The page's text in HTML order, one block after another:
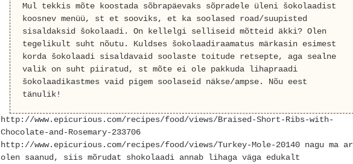
Mul tekkis mõte koostada sõbrapäevaks sõpradele üleni šokolaadist
koosnev menüü, st et sooviks, et ka soolased road/suupisted
sisaldaksid šokolaadi. On kellelgi selliseid mõtteid äkki? Olen
tegelikult suht nõutu. Kuldses šokolaadiraamatus märkasin esimest
korda šokolaadi sisaldavaid soolaste toitude retsepte, aga sealne
valik on suht piiratud, st mõte ei ole pakkuda lihapraadi
šokolaadikastmes vaid pigem soolaseid näkse/ampse. Nõu eest
tänulik!
http://www.epicurious.com/recipes/food/views/Braised-Short-Ribs-with-
Chocolate-and-Rosemary-233706
http://www.epicurious.com/recipes/food/views/Turkey-Mole-20140 nagu ma
olen saanud, siis mõrudat shokolaadi annab lihaga väga edukalt